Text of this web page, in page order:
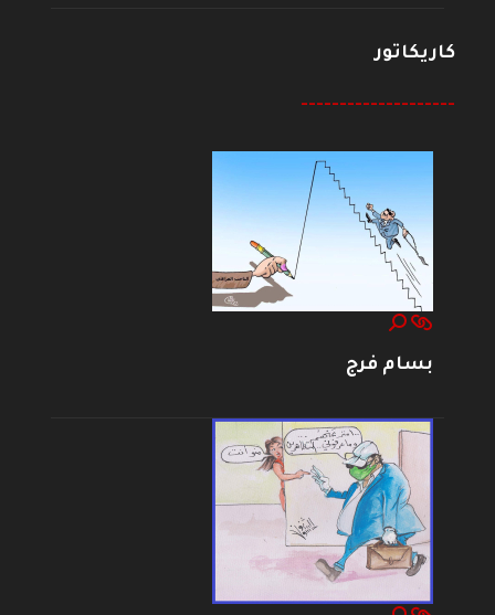
كاريكاتور
--------------------
بسام فرج